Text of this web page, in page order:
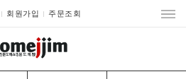
회원가입 주문조회